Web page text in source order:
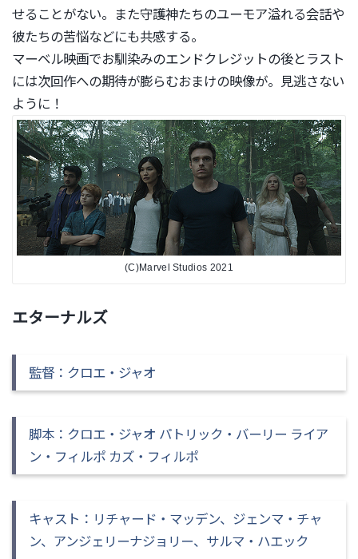
せることがない。
また守護神たちのユーモア溢れる会話や
彼たちの苦悩などにも共感する。
マーベル映画でお馴染みのエンドクレジットの後とラスト
には次回作への期待が膨らむおまけの映像が。見逃さない
ように！
(C)Marvel Studios 2021
エターナルズ
監督 ：クロエ・ジャオ
脚本 ：クロエ・ジャオ パトリック・バーリー ライア
ン・フィルポ カズ・フィルポ
キャスト：リチャード・マッデン、ジェンマ・チャ
ン、アンジェリーナジョリー、サルマ・ハエック